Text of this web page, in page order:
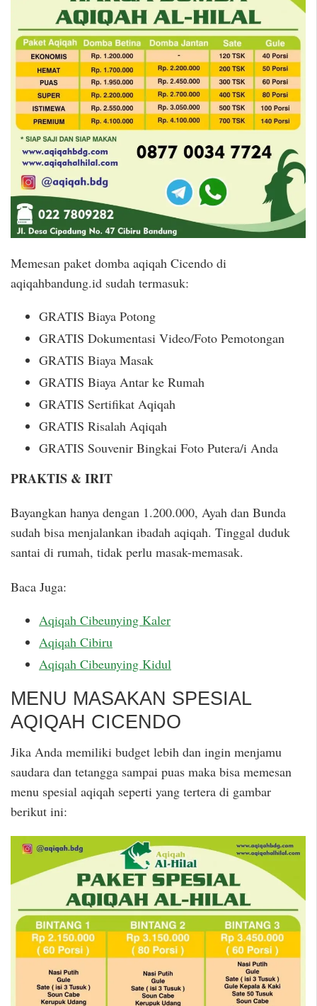
Memesan paket domba aqiqah Cicendo di
aqiqahbandung.id sudah termasuk:
GRATIS Biaya Potong
GRATIS Dokumentasi Video/Foto Pemotongan
GRATIS Biaya Masak
GRATIS Biaya Antar ke Rumah
GRATIS Sertifikat Aqiqah
GRATIS Risalah Aqiqah
GRATIS Souvenir Bingkai Foto Putera/i Anda
PRAKTIS & IRIT
Bayangkan hanya dengan 1.200.000, Ayah dan Bunda
sudah bisa menjalankan ibadah aqiqah. Tinggal duduk
santai di rumah, tidak perlu masak-memasak.
Baca Juga:
Aqiqah Cibeunying Kaler
Aqiqah Cibiru
Aqiqah Cibeunying Kidul
MENU MASAKAN SPESIAL
AQIQAH CICENDO
Jika Anda memiliki budget lebih dan ingin menjamu
saudara dan tetangga sampai puas maka bisa memesan
menu spesial aqiqah seperti yang tertera di gambar
berikut ini: